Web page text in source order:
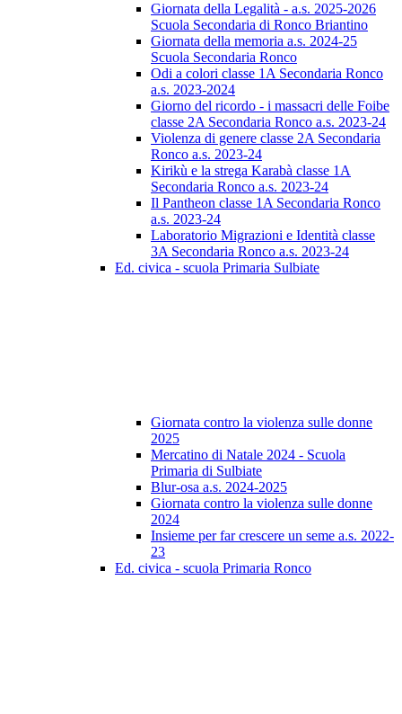
Giornata della Legalità - a.s. 2025-2026
Scuola Secondaria di Ronco Briantino
Giornata della memoria a.s. 2024-25
Scuola Secondaria Ronco
Odi a colori classe 1A Secondaria Ronco
a.s. 2023-2024
Giorno del ricordo - i massacri delle Foibe
classe 2A Secondaria Ronco a.s. 2023-24
Violenza di genere classe 2A Secondaria
Ronco a.s. 2023-24
Kirikù e la strega Karabà classe 1A
Secondaria Ronco a.s. 2023-24
Il Pantheon classe 1A Secondaria Ronco
a.s. 2023-24
Laboratorio Migrazioni e Identità classe
3A Secondaria Ronco a.s. 2023-24
Ed. civica - scuola Primaria Sulbiate
Giornata contro la violenza sulle donne
2025
Mercatino di Natale 2024 - Scuola
Primaria di Sulbiate
Blur-osa a.s. 2024-2025
Giornata contro la violenza sulle donne
2024
Insieme per far crescere un seme a.s. 2022-
23
Ed. civica - scuola Primaria Ronco